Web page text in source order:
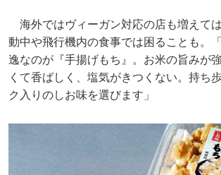
海外ではヴィーガン対応の店も増えて
動中や飛行機内の食事では困ることも。
逸なのが『手揚げもち』。お米の旨みが
くて香ばしく、塩気がきつくない。持ち
ク入りのしお味を選びます」